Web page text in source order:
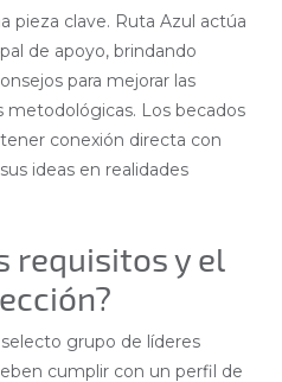
pieza clave. Ruta Azul actúa
de apoyo, brindando
para mejorar las
metodológicas. Los becados
conexión directa con
ideas en realidades
requisitos y el
grupo de líderes
cumplir con un perfil de